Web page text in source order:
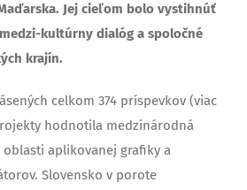
Jej cieľom bolo vystihnúť
kultúrny dialóg a spoločné
krajín.
celkom 374 príspevkov (viac
hodnotila medzinárodná
aplikovanej grafiky a
Slovensko v porote